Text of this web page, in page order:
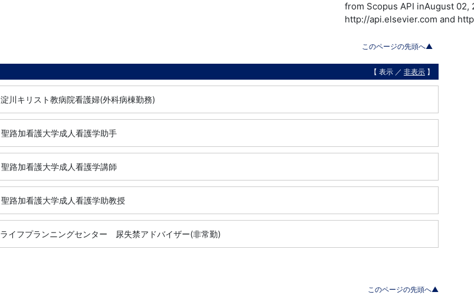
from Scopus API inAugust 02,
http://api.elsevier.com and
このページの先頭へ▲
【 表示 ／ 非表示 】
淀川キリスト教病院看護婦(外科病棟勤務)
聖路加看護大学成人看護学助手
聖路加看護大学成人看護学講師
聖路加看護大学成人看護学助教授
ライフプランニングセンター 尿失禁アドバイザー(非常勤)
このページの先頭へ▲